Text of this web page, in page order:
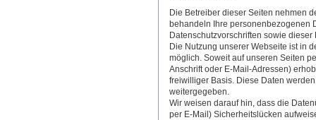
Die Betreiber dieser Seiten nehmen
behandeln Ihre personenbezogenen
Datenschutzvorschriften sowie
Die Nutzung unserer Webseite ist in
möglich. Soweit auf unseren Seiten
Anschrift oder E-Mail-Adressen)
freiwilliger Basis. Diese Daten
weitergegeben.
Wir weisen darauf hin, dass die
per E-Mail) Sicherheitslücken